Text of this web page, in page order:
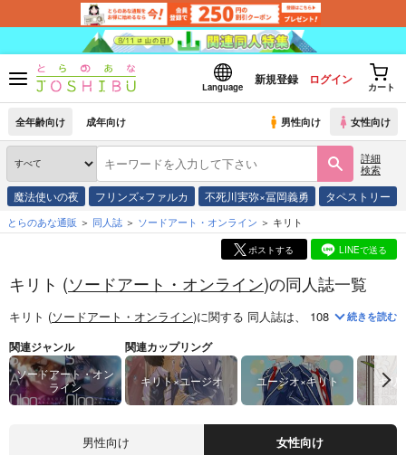
Language
新規登録 ログイン
カート
全年齢向け 成年向け 男性向け 女性向け
詳細
検索
魔法使いの夜 フリンズ×ファルカ 不死川実弥×冨岡義勇 タペストリー
とらのあな通販 同人誌 ソードアート・オンライン キリト
ポストする LINEで送る
キリト (ソードアート・オンライン)の同人誌一覧
キリト (ソードアート・オンライン)に関する 同人誌は、 108 件お取り扱
続きを読む
関連ジャンル
ソードアート・オン
ライン
関連カップリング
キリト×ユージオ ユージオ×キリト キリ
男性向け 女性向け